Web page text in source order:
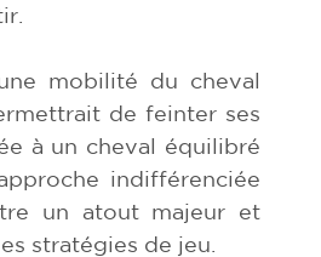
une mobilité du cheval
de feinter ses
à un cheval équilibré
indifférenciée
un atout majeur et
stratégies de jeu.